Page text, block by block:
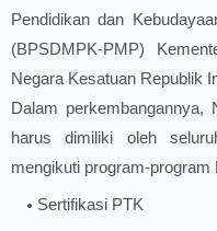
Pendidikan dan
(BPSDMPK-PMP)
Negara Kesatuan Republik
Dalam
harus dimiliki oleh
mengikuti program-program
Sertifikasi PTK